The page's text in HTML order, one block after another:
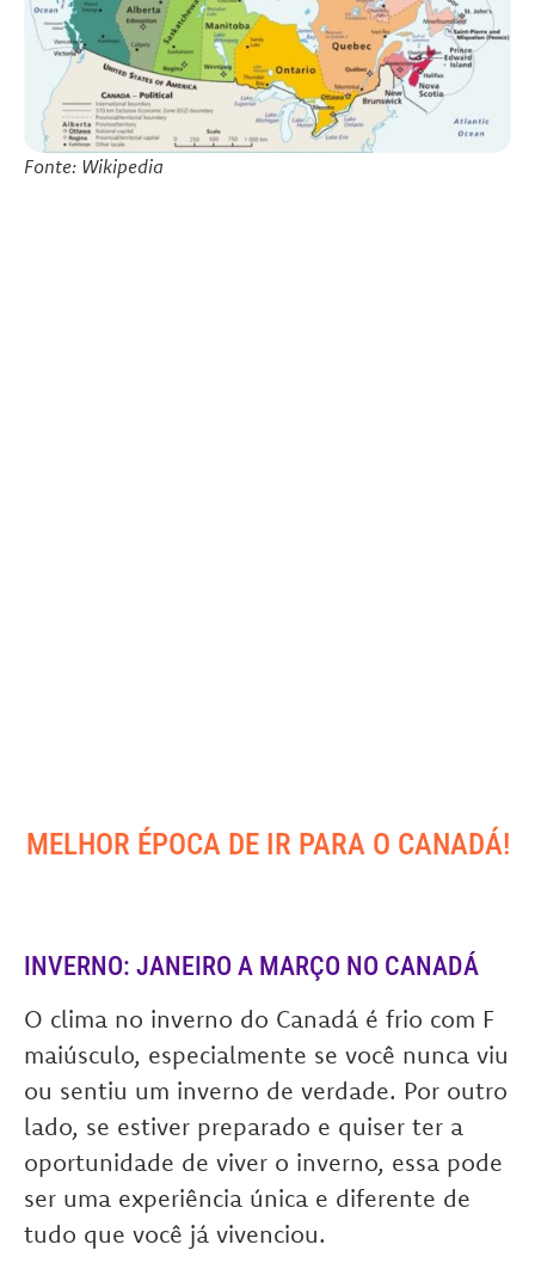
Fonte: Wikipedia
MELHOR ÉPOCA DE IR PARA O CANADÁ!
INVERNO: JANEIRO A MARÇO NO CANADÁ
O clima no inverno do Canadá é frio com F
maiúsculo, especialmente se você nunca viu
ou sentiu um inverno de verdade. Por outro
lado, se estiver preparado e quiser ter a
oportunidade de viver o inverno, essa pode
ser uma experiência única e diferente de
tudo que você já vivenciou.